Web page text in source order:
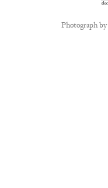
Photograph by